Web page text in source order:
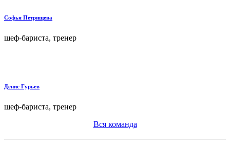
Софья Петрищева
шеф-бариста, тренер
Денис Гурьев
шеф-бариста, тренер
Вся команда